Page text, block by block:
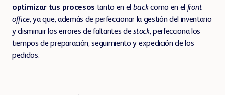
optimizar tus procesos tanto en el backcomo en el front
office, ya que, además de perfeccionar la gestión del inventario
y disminuir los errores de faltantes destock, perfecciona los
tiempos de preparación, seguimiento y expedición de los
pedidos.